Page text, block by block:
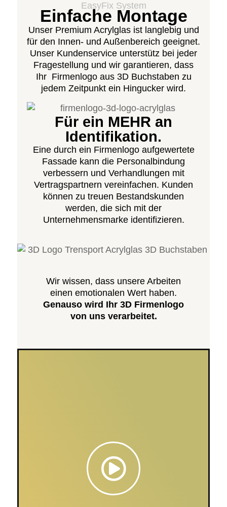
EasyFix System
Einfache Montage​
Unser Premium Acrylglas ist langlebig und
für den Innen- und Außenbereich geeignet.
Unser Kundenservice unterstütz bei jeder
Fragestellung und wir garantieren, dass
Ihr Firmenlogo aus 3D Buchstaben zu
jedem Zeitpunkt ein Hingucker wird.
Für ein MEHR an
Identifikation.
Eine durch ein Firmenlogo aufgewertete
Fassade kann die Personalbindung
verbessern und Verhandlungen mit
Vertragspartnern vereinfachen. Kunden
können zu treuen Bestandskunden
werden, die sich mit der
Unternehmensmarke identifizieren.
Wir wissen, dass unsere Arbeiten
einen emotionalen Wert haben.
Genauso wird Ihr 3D Firmenlogo
von uns verarbeitet.